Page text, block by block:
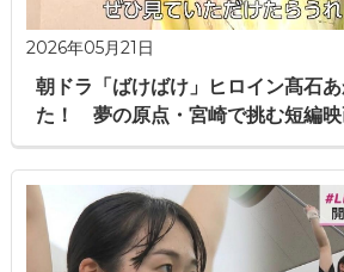
2026年05月21日
朝ドラ「ばけばけ」ヒロイン髙石
た！ 夢の原点・宮崎で挑む短編